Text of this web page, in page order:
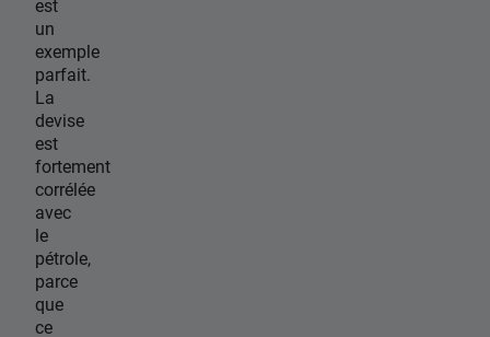
est
un
exemple
parfait.
La
devise
est
fortement
corrélée
avec
le
pétrole,
parce
que
ce